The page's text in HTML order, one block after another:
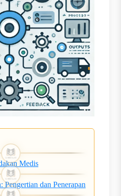
Medis
dan Penerapan